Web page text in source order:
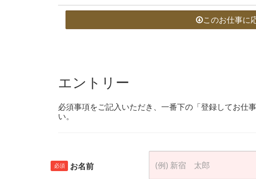
このお仕事に
エントリー
必須事項をご記入いただき、一番下の「登録してお仕
い。
必須 お名前